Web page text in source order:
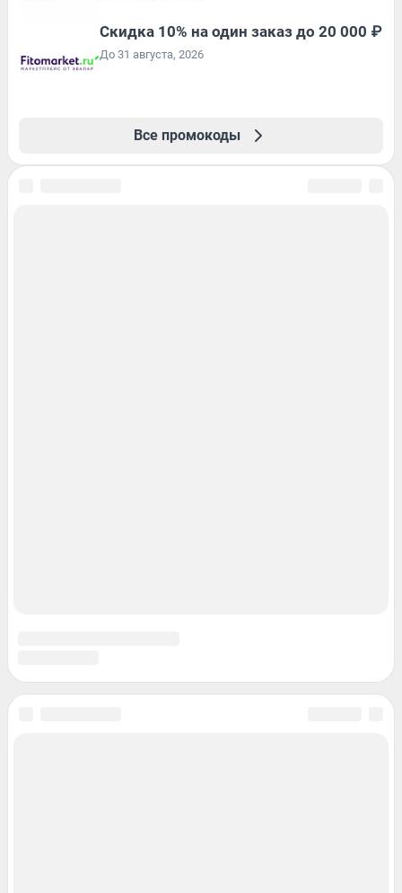
Скидка 10% на один заказ до 20 000 ₽
До 31 августа, 2026
Все промокоды